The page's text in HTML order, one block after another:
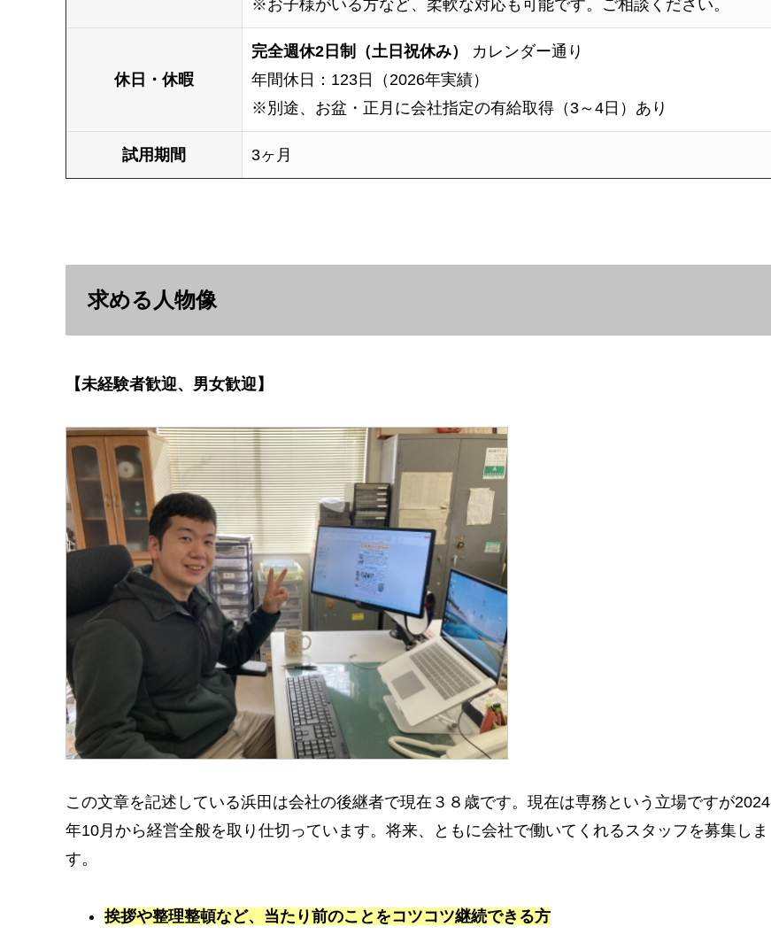
※お子様がいる方など、柔軟な対応も可能です。ご相談ください。
休日・休暇
完全週休2日制（土日祝休み）
カレンダー通り
年間休日：123日（2026年実績）
※別途、お盆・正月に会社指定の有給取得（3～4日）あり
試用期間 3ヶ月
求める人物像
【未経験者歓迎、男女歓迎】
この文章を記述している浜田は会社の後継者で現在３８歳です。現在は専務という立場ですが2024
年10月から経営全般を取り仕切っています。 将来、ともに会社で働いてくれるスタッフを募集しま
す。
挨拶や整理整頓など、当たり前のことをコツコツ継続できる方